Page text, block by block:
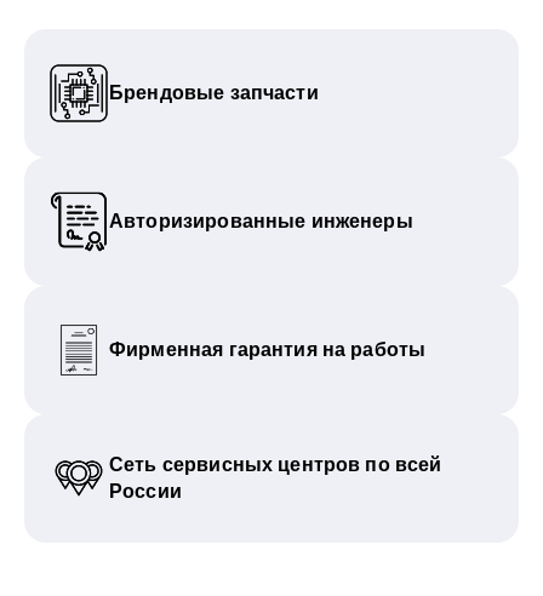
Брендовые запчасти
Авторизированные инженеры
Фирменная гарантия на работы
Сеть сервисных центров по всей
России